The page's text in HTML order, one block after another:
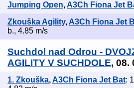
Jumping Open,A3Ch Fiona Jet
Zkouška Agility, A3Ch Fiona Jet
b., 4.85 m/s
Suchdol nad Odrou -
AGILITY V SUCHDOLE, 08.
1. Zkouška,A3Ch Fiona Jet Bat: